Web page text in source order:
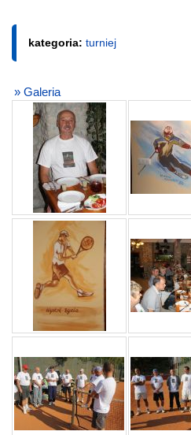
kategoria: turniej
» Galeria